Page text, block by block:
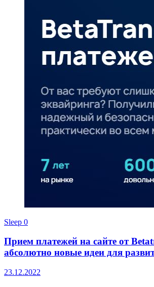
Sleep 0
Прием платежей на сайте от
абсолютно новые идеи для
23.12.2022